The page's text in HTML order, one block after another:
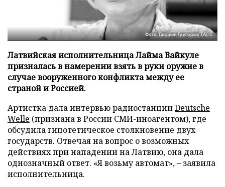
Фото: Гавриил Григоров/ТАСС
Латвийская исполнительница Лайма Вайкуле
призналась в намерении взять в руки оружие в
случае вооруженного конфликта между ее
страной и Россией.
Артистка дала интервью радиостанцииDeutsche
Welle (признана в России СМИ-иноагентом), где
обсудила гипотетическое столкновение двух
государств. Отвечая на вопрос о возможных
действиях при нападении на Латвию, она дала
однозначный ответ. «Я возьму автомат», – заявила
исполнительница.